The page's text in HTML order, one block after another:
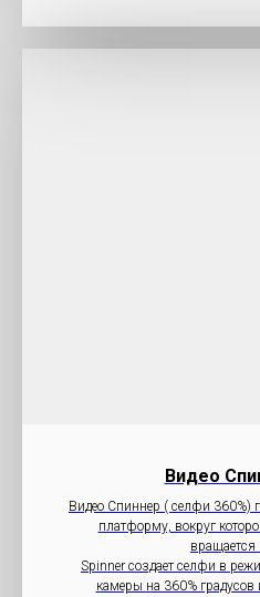
Видео
Видео Спиннер ( селфи 360%)
платформу, вокруг
вращается
Spinner создает селфи в
камеры на 360% градусов